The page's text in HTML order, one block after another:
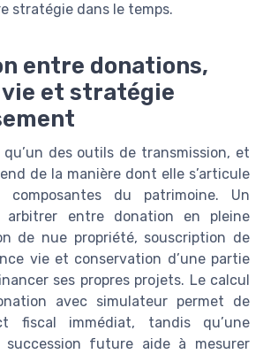
stratégie dans le temps.
entre donations,
et stratégie
qu’un des outils de transmission, et
de la manière dont elle s’articule
du patrimoine. Un
arbitrer entre donation en pleine
de nue propriété, souscription de
vie et conservation d’une partie
ses propres projets. Le calcul
avec simulateur permet de
fiscal immédiat, tandis qu’une
future aide à mesurer